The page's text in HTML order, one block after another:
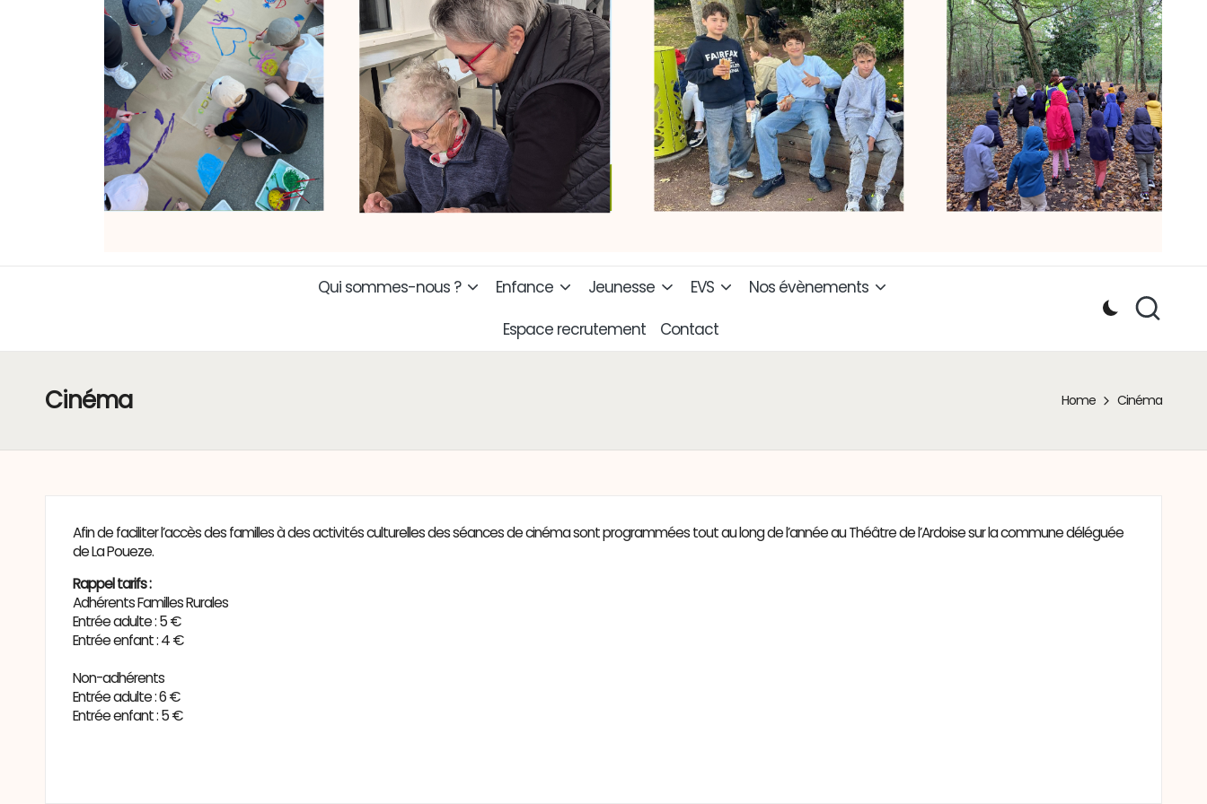
Qui sommes-nous ? Enfance Jeunesse EVS
Nos évènements
Espace recrutement
Contact
Cinéma Home Cinéma
Afin de faciliter l’accès des familles à des activités culturelles des séances de cinéma sont programmées tout au long de l’année au Théâtre de l’Ardoise sur la commune déléguée
de La Poueze.
Rappel tarifs :
Adhérents Familles Rurales
Entrée adulte : 5 €
Entrée enfant : 4 €
Non-adhérents
Entrée adulte : 6 €
Entrée enfant : 5 €